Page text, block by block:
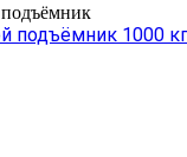
подъёмник 1000 кг